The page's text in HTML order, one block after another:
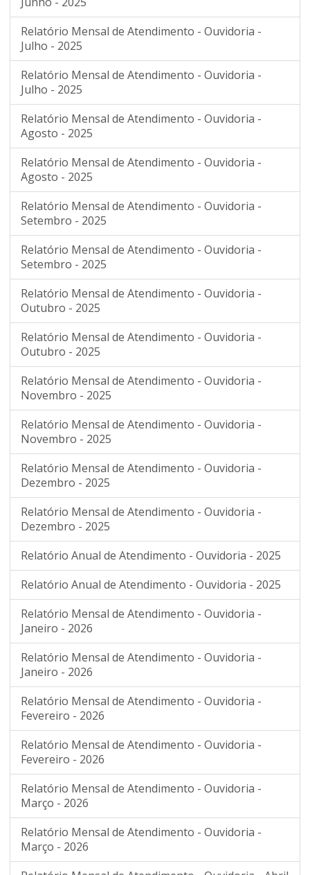
Relatório Mensal de Atendimento - Ouvidoria -
Julho - 2025
Relatório Mensal de Atendimento - Ouvidoria -
Julho - 2025
Relatório Mensal de Atendimento - Ouvidoria -
Agosto - 2025
Relatório Mensal de Atendimento - Ouvidoria -
Agosto - 2025
Relatório Mensal de Atendimento - Ouvidoria -
Setembro - 2025
Relatório Mensal de Atendimento - Ouvidoria -
Setembro - 2025
Relatório Mensal de Atendimento - Ouvidoria -
Outubro - 2025
Relatório Mensal de Atendimento - Ouvidoria -
Outubro - 2025
Relatório Mensal de Atendimento - Ouvidoria -
Novembro - 2025
Relatório Mensal de Atendimento - Ouvidoria -
Novembro - 2025
Relatório Mensal de Atendimento - Ouvidoria -
Dezembro - 2025
Relatório Mensal de Atendimento - Ouvidoria -
Dezembro - 2025
Relatório Anual de Atendimento - Ouvidoria - 2025
Relatório Anual de Atendimento - Ouvidoria - 2025
Relatório Mensal de Atendimento - Ouvidoria -
Janeiro - 2026
Relatório Mensal de Atendimento - Ouvidoria -
Janeiro - 2026
Relatório Mensal de Atendimento - Ouvidoria -
Fevereiro - 2026
Relatório Mensal de Atendimento - Ouvidoria -
Fevereiro - 2026
Relatório Mensal de Atendimento - Ouvidoria -
Março - 2026
Relatório Mensal de Atendimento - Ouvidoria -
Março - 2026